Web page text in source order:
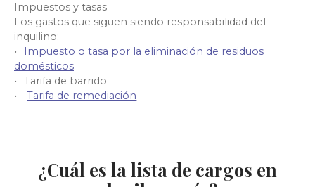
Impuestos y tasas
Los gastos que siguen siendo responsabilidad del
inquilino:
Impuesto o tasa por la eliminación de residuos
domésticos
Tarifa de barrido
Tarifa de remediación
¿Cuál es la lista de cargos en